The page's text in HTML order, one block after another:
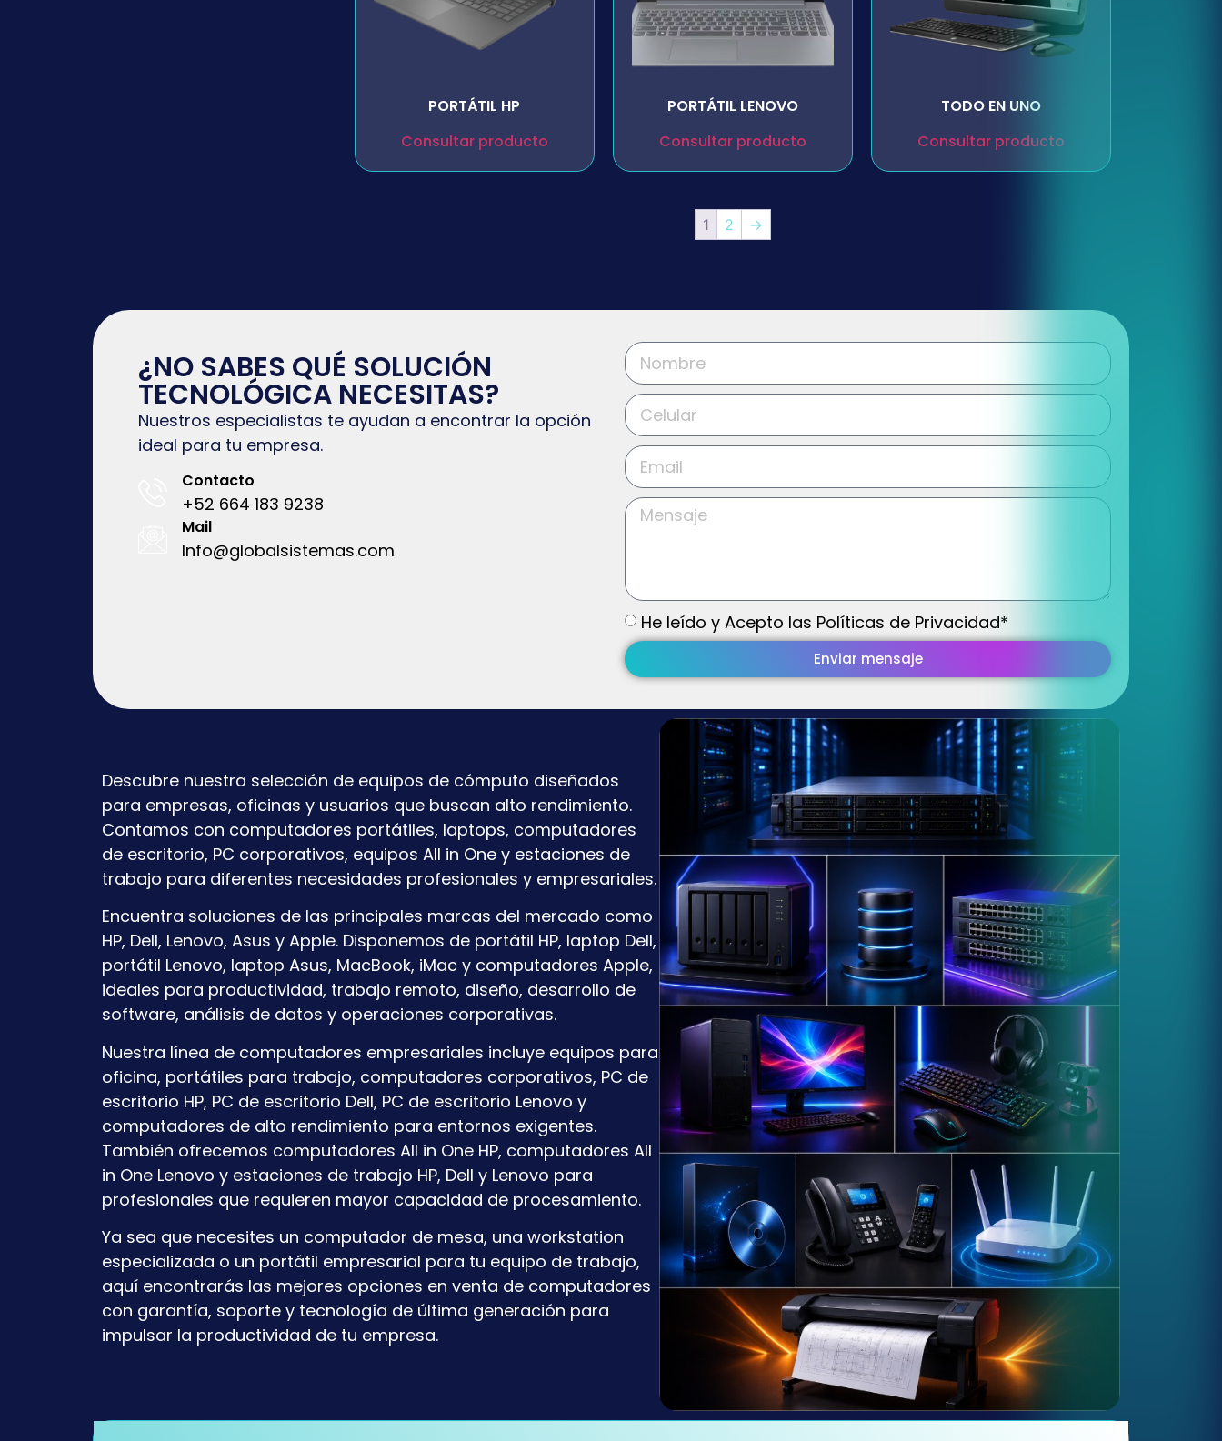
PORTÁTIL HP
Consultar producto
PORTÁTIL LENOVO
Consultar producto
TODO EN UNO
Consultar producto
1 2 →
¿NO SABES QUÉ SOLUCIÓN
TECNOLÓGICA NECESITAS?
Nuestros especialistas te ayudan a encontrar la opción
ideal para tu empresa.
Contacto
+52 664 183 9238
Mail
Info@globalsistemas.com
He leído y Acepto las Políticas de Privacidad*
Enviar mensaje
Descubre nuestra selección de equipos de cómputo diseñados
para empresas, oficinas y usuarios que buscan alto rendimiento.
Contamos con computadores portátiles, laptops, computadores
de escritorio, PC corporativos, equipos All in One y estaciones de
trabajo para diferentes necesidades profesionales y empresariales.
Encuentra soluciones de las principales marcas del mercado como
HP, Dell, Lenovo, Asus y Apple. Disponemos de portátil HP, laptop Dell,
portátil Lenovo, laptop Asus, MacBook, iMac y computadores Apple,
ideales para productividad, trabajo remoto, diseño, desarrollo de
software, análisis de datos y operaciones corporativas.
Nuestra línea de computadores empresariales incluye equipos para
oficina, portátiles para trabajo, computadores corporativos, PC de
escritorio HP, PC de escritorio Dell, PC de escritorio Lenovo y
computadores de alto rendimiento para entornos exigentes.
También ofrecemos computadores All in One HP, computadores All
in One Lenovo y estaciones de trabajo HP, Dell y Lenovo para
profesionales que requieren mayor capacidad de procesamiento.
Ya sea que necesites un computador de mesa, una workstation
especializada o un portátil empresarial para tu equipo de trabajo,
aquí encontrarás las mejores opciones en venta de computadores
con garantía, soporte y tecnología de última generación para
impulsar la productividad de tu empresa.